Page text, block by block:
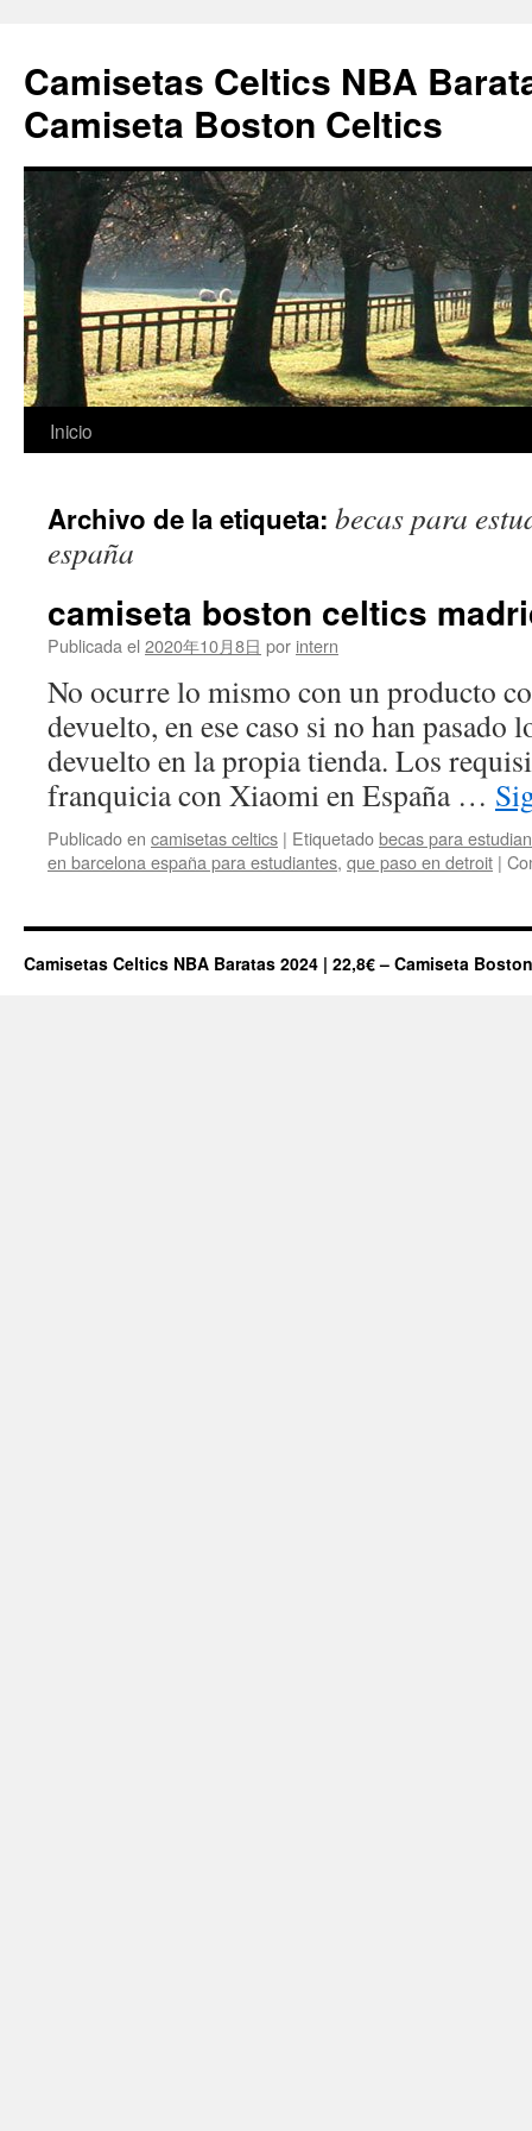
Camisetas Celtics NBA
Camiseta Boston Celtics
Saltar
contenido
Inicio
Archivo de la etiqueta: becas para
españa
camiseta boston celtics
Publicada el 2020年10月8日 por intern
No ocurre lo mismo con un producto
devuelto, en ese caso si no han pasado
devuelto en la propia tienda. Los
franquicia con Xiaomi en España …
Publicado en camisetas celtics | Etiquetadobecas para
en barcelona españa para estudiantes, que paso en detroit |
Camisetas Celtics NBA Baratas 2024 | 22,8€ – Camiseta